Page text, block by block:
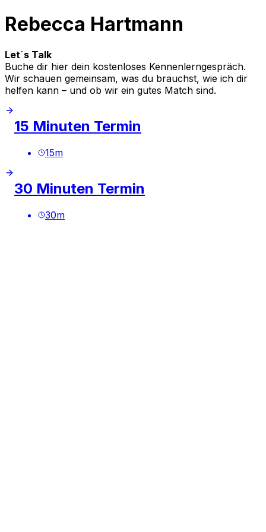
Rebecca Hartmann
Let`s Talk
Buche dir hier dein kostenloses Kennenlerngespräch.
Wir schauen gemeinsam, was du brauchst, wie ich dir
helfen kann – und ob wir ein gutes Match sind.
15 Minuten Termin
15m
30 Minuten Termin
30m